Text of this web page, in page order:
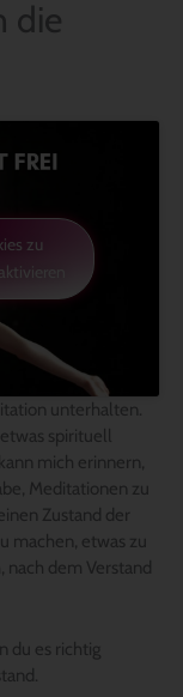
die
zu
unterhalten.
spirituell
mich erinnern,
Meditationen zu
Zustand der
machen, etwas zu
dem Verstand
du es richtig